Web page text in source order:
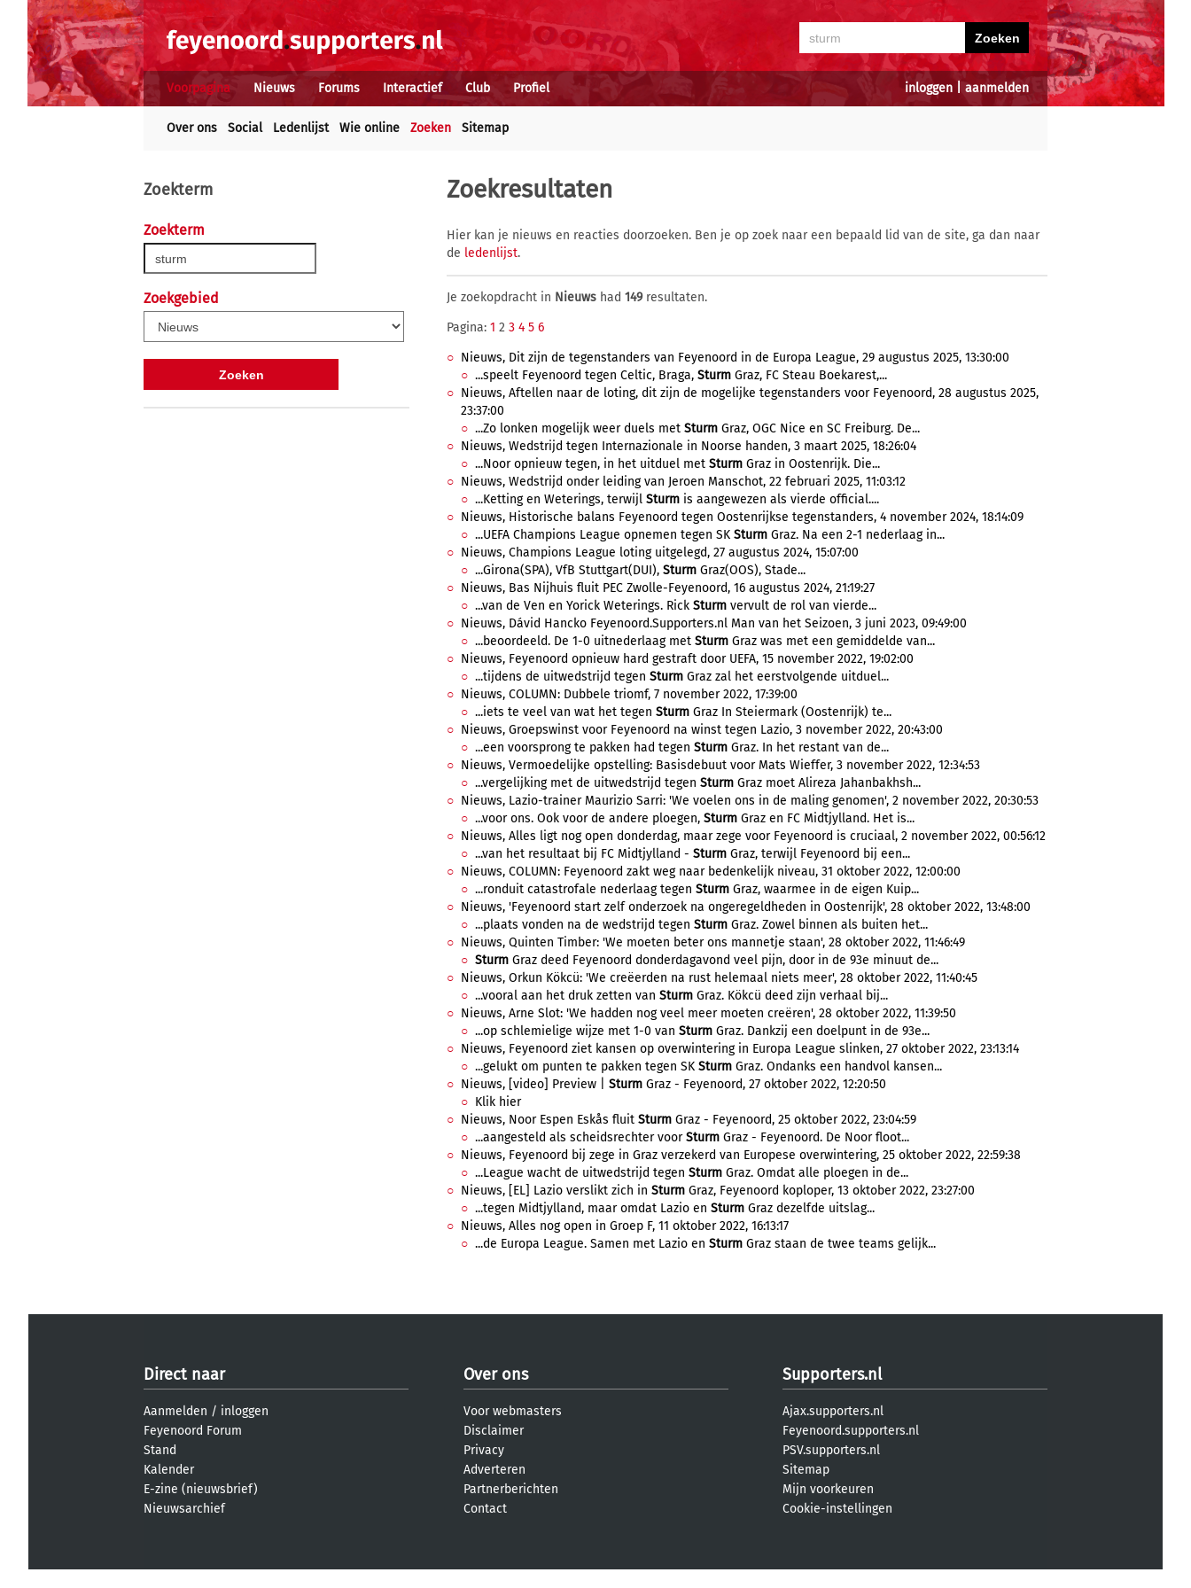
inloggen aanmelden
Voorpagina Nieuws Forums Interactief Club Profiel
Over ons Social Ledenlijst Wie online Zoeken Sitemap
Zoekterm
Zoekterm
Zoekgebied
Zoekresultaten
Hier kan je nieuws en reacties doorzoeken. Ben je op zoek naar een bepaald lid van de site, ga dan naar
de ledenlijst.
Je zoekopdracht in Nieuws had 149resultaten.
Pagina: 1 2 3 4 5 6
Nieuws, Dit zijn de tegenstanders van Feyenoord in de Europa League, 29 augustus 2025, 13:30:00
...speelt Feyenoord tegen Celtic, Braga, Sturm Graz, FC Steau Boekarest,...
Nieuws, Aftellen naar de loting, dit zijn de mogelijke tegenstanders voor Feyenoord, 28 augustus 2025,
23:37:00
...Zo lonken mogelijk weer duels met Sturm Graz, OGC Nice en SC Freiburg. De...
Nieuws, Wedstrijd tegen Internazionale in Noorse handen, 3 maart 2025, 18:26:04
...Noor opnieuw tegen, in het uitduel met Sturm Graz in Oostenrijk. Die...
Nieuws, Wedstrijd onder leiding van Jeroen Manschot, 22 februari 2025, 11:03:12
...Ketting en Weterings, terwijl Sturm is aangewezen als vierde official....
Nieuws, Historische balans Feyenoord tegen Oostenrijkse tegenstanders, 4 november 2024, 18:14:09
...UEFA Champions League opnemen tegen SK Sturm Graz. Na een 2-1 nederlaag in...
Nieuws, Champions League loting uitgelegd, 27 augustus 2024, 15:07:00
...Girona(SPA), VfB Stuttgart(DUI), Sturm Graz(OOS), Stade...
Nieuws, Bas Nijhuis fluit PEC Zwolle-Feyenoord, 16 augustus 2024, 21:19:27
...van de Ven en Yorick Weterings. Rick Sturm vervult de rol van vierde...
Nieuws, Dávid Hancko Feyenoord.Supporters.nl Man van het Seizoen, 3 juni 2023, 09:49:00
...beoordeeld. De 1-0 uitnederlaag met Sturm Graz was met een gemiddelde van...
Nieuws, Feyenoord opnieuw hard gestraft door UEFA, 15 november 2022, 19:02:00
...tijdens de uitwedstrijd tegen Sturm Graz zal het eerstvolgende uitduel...
Nieuws, COLUMN: Dubbele triomf, 7 november 2022, 17:39:00
...iets te veel van wat het tegen Sturm Graz In Steiermark (Oostenrijk) te...
Nieuws, Groepswinst voor Feyenoord na winst tegen Lazio, 3 november 2022, 20:43:00
...een voorsprong te pakken had tegen Sturm Graz. In het restant van de...
Nieuws, Vermoedelijke opstelling: Basisdebuut voor Mats Wieffer, 3 november 2022, 12:34:53
...vergelijking met de uitwedstrijd tegen Sturm Graz moet Alireza Jahanbakhsh...
Nieuws, Lazio-trainer Maurizio Sarri: 'We voelen ons in de maling genomen', 2 november 2022, 20:30:53
...voor ons. Ook voor de andere ploegen, Sturm Graz en FC Midtjylland. Het is...
Nieuws, Alles ligt nog open donderdag, maar zege voor Feyenoord is cruciaal, 2 november 2022, 00:56:12
...van het resultaat bij FC Midtjylland - Sturm Graz, terwijl Feyenoord bij een...
Nieuws, COLUMN: Feyenoord zakt weg naar bedenkelijk niveau, 31 oktober 2022, 12:00:00
...ronduit catastrofale nederlaag tegen Sturm Graz, waarmee in de eigen Kuip...
Nieuws, 'Feyenoord start zelf onderzoek na ongeregeldheden in Oostenrijk', 28 oktober 2022, 13:48:00
...plaats vonden na de wedstrijd tegen Sturm Graz. Zowel binnen als buiten het...
Nieuws, Quinten Timber: 'We moeten beter ons mannetje staan', 28 oktober 2022, 11:46:49
Sturm Graz deed Feyenoord donderdagavond veel pijn, door in de 93e minuut de...
Nieuws, Orkun Kökcü: 'We creëerden na rust helemaal niets meer', 28 oktober 2022, 11:40:45
...vooral aan het druk zetten van Sturm Graz. Kökcü deed zijn verhaal bij...
Nieuws, Arne Slot: 'We hadden nog veel meer moeten creëren', 28 oktober 2022, 11:39:50
...op schlemielige wijze met 1-0 van Sturm Graz. Dankzij een doelpunt in de 93e...
Nieuws, Feyenoord ziet kansen op overwintering in Europa League slinken, 27 oktober 2022, 23:13:14
...gelukt om punten te pakken tegen SK Sturm Graz. Ondanks een handvol kansen...
Nieuws, [video] Preview | Sturm Graz - Feyenoord, 27 oktober 2022, 12:20:50
Klik hier
Nieuws, Noor Espen Eskås fluit Sturm Graz - Feyenoord, 25 oktober 2022, 23:04:59
...aangesteld als scheidsrechter voorSturm Graz - Feyenoord. De Noor floot...
Nieuws, Feyenoord bij zege in Graz verzekerd van Europese overwintering, 25 oktober 2022, 22:59:38
...League wacht de uitwedstrijd tegen Sturm Graz. Omdat alle ploegen in de...
Nieuws, [EL] Lazio verslikt zich in Sturm Graz, Feyenoord koploper, 13 oktober 2022, 23:27:00
...tegen Midtjylland, maar omdat Lazio en Sturm Graz dezelfde uitslag...
Nieuws, Alles nog open in Groep F, 11 oktober 2022, 16:13:17
...de Europa League. Samen met Lazio en Sturm Graz staan de twee teams gelijk...
Direct naar
Aanmelden / inloggen
Feyenoord Forum
Stand
Kalender
E-zine (nieuwsbrief)
Nieuwsarchief
Over ons
Voor webmasters
Disclaimer
Privacy
Adverteren
Partnerberichten
Contact
Supporters.nl
Ajax.supporters.nl
Feyenoord.supporters.nl
PSV.supporters.nl
Sitemap
Mijn voorkeuren
Cookie-instellingen